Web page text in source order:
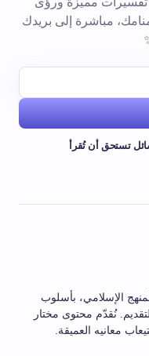
مباشرة إلى بريدك
تستحق أن تُقرأ
الإسلامي، بأسلوب
نُقدّم محتوى مختار
معانيه العميقة.